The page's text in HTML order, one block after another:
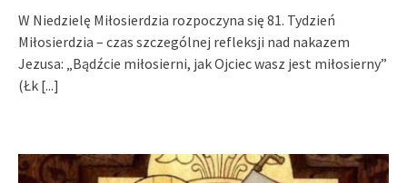
W Niedzielę Miłosierdzia rozpoczyna się 81. Tydzień
Miłosierdzia – czas szczególnej refleksji nad nakazem
Jezusa: „Bądźcie miłosierni, jak Ojciec wasz jest miłosierny”
(Łk [...]